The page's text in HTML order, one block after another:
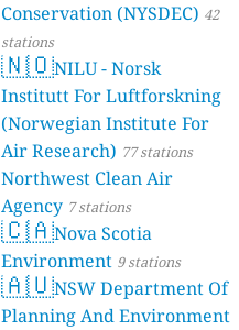
Conservation (NYSDEC) 42
stations
🇳🇴NILU - Norsk
Institutt For Luftforskning
(Norwegian Institute For
Air Research) 77 stations
Northwest Clean Air
Agency 7 stations
🇨🇦Nova Scotia
Environment 9 stations
🇦🇺NSW Department Of
Planning And Environment